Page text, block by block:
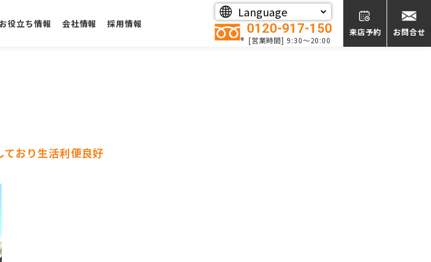
お役立ち情報 会社情報 採用情報 0120-917-150
[営業時間] 9:30～20:00
来店予約 お問合せ
おり生活利便良好